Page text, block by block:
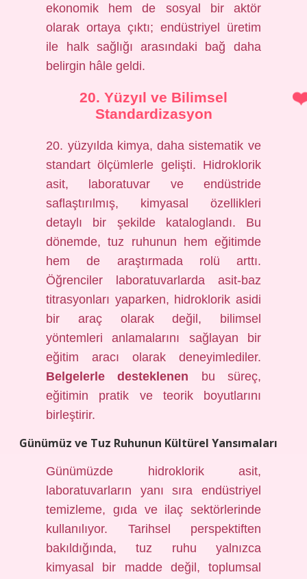
ekonomik hem de sosyal bir aktör
olarak ortaya çıktı; endüstriyel üretim
ile halk sağlığı arasındaki bağ daha
belirgin hâle geldi.
20. Yüzyıl ve Bilimsel
Standardizasyon
20. yüzyılda kimya, daha sistematik ve
standart ölçümlerle gelişti. Hidroklorik
asit, laboratuvar ve endüstride
saflaştırılmış, kimyasal özellikleri
detaylı bir şekilde kataloglandı. Bu
dönemde, tuz ruhunun hem eğitimde
hem de araştırmada rolü arttı.
Öğrenciler laboratuvarlarda asit-baz
titrasyonları yaparken, hidroklorik asidi
bir araç olarak değil, bilimsel
yöntemleri anlamalarını sağlayan bir
eğitim aracı olarak deneyimlediler.
Belgelerle desteklenen bu süreç,
eğitimin pratik ve teorik boyutlarını
birleştirir.
Günümüz ve Tuz Ruhunun Kültürel Yansımaları
Günümüzde hidroklorik asit,
laboratuvarların yanı sıra endüstriyel
temizleme, gıda ve ilaç sektörlerinde
kullanılıyor. Tarihsel perspektiften
bakıldığında, tuz ruhu yalnızca
kimyasal bir madde değil, toplumsal